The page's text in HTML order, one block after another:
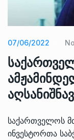
07/06/2022
საქართველოს
ინვესტორთა